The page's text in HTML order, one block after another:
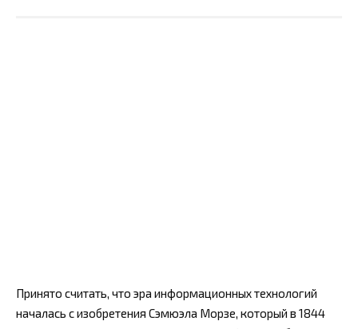
Принято считать, что эра информационных технологий
началась с изобретения Сэмюэла Морзе, который в 1844